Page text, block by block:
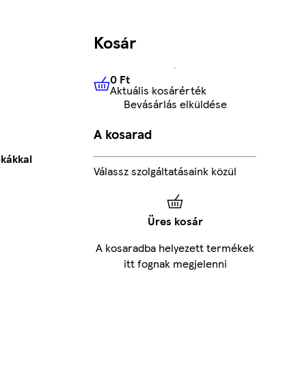
Kosár
0 FtAktuális kosárérték
0 Ft
Aktuális kosárérték
Bevásárlás elküldése
A kosarad
Válassz szolgáltatásaink közül
Üres kosár
A kosaradba helyezett termékek
itt fognak megjelenni